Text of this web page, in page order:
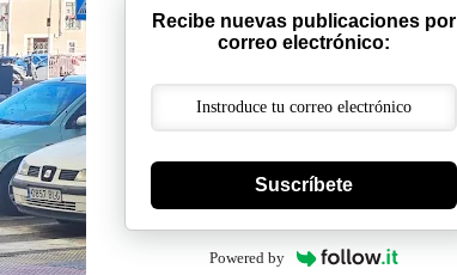
Recibe nuevas publicaciones por
correo electrónico:
Suscríbete
Powered by